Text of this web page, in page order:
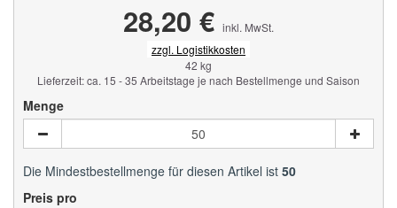
28,20 € inkl. MwSt.
zzgl. Logistikkosten
42 kg
Lieferzeit: ca. 15 - 35 Arbeitstage je nach Bestellmenge und Saison
Menge
Die Mindestbestellmenge für diesen Artikel ist 50
Preis pro